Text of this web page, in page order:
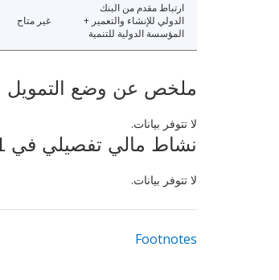
ارتباط مقدم من البنك
الدولي للإنشاء والتعمير +
المؤسسة الدولية للتنمية
غير متاح
ملخص عن وضع التمويل
لا تتوفر بيانات.
نشاط مالي تفصيلي في 2026/07/31
لا تتوفر بيانات.
Footnotes